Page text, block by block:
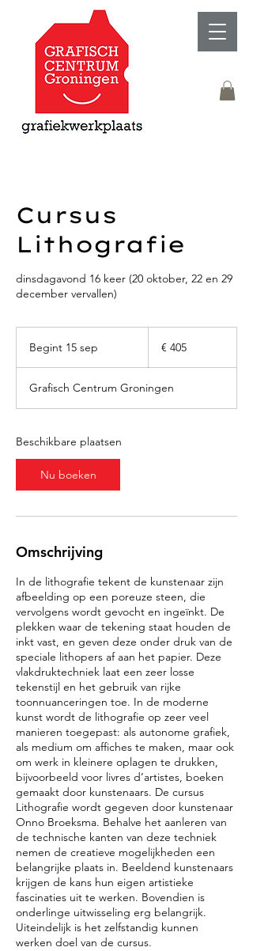
Cursus
Lithografie
dinsdagavond 16 keer (20 oktober, 22 en 29
december vervallen)
Begint 15 sep
i
n
1
€ 405
Grafisch Centrum Groningen
Beschikbare plaatsen
Nu boeken
Omschrijving
In de lithografie tekent de kunstenaar zijn
afbeelding op een poreuze steen, die
vervolgens wordt gevocht en ingeïnkt. De
plekken waar de tekening staat houden de
inkt vast, en geven deze onder druk van de
speciale lithopers af aan het papier. Deze
vlakdruktechniek laat een zeer losse
tekenstijl en het gebruik van rijke
toonnuanceringen toe. In de moderne
kunst wordt de lithografie op zeer veel
manieren toegepast: als autonome grafiek,
als medium om affiches te maken, maar ook
om werk in kleinere oplagen te drukken,
bijvoorbeeld voor livres d’artistes, boeken
gemaakt door kunstenaars. De cursus
Lithografie wordt gegeven door kunstenaar
Onno Broeksma. Behalve het aanleren van
de technische kanten van deze techniek
nemen de creatieve mogelijkheden een
belangrijke plaats in. Beeldend kunstenaars
krijgen de kans hun eigen artistieke
fascinaties uit te werken. Bovendien is
onderlinge uitwisseling erg belangrijk.
Uiteindelijk is het zelfstandig kunnen
werken doel van de cursus.